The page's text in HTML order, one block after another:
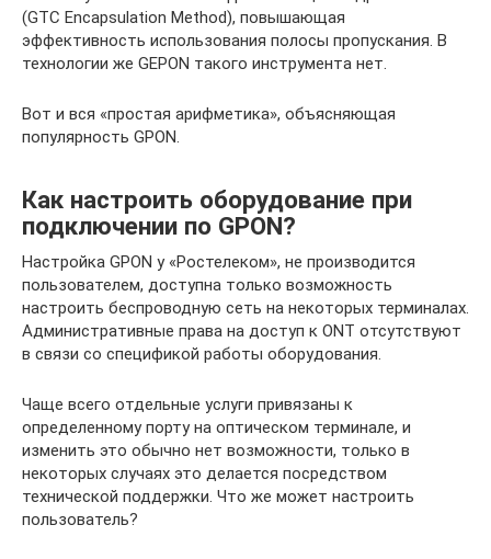
(GTC Encapsulation Method), повышающая
эффективность использования полосы пропускания. В
технологии же GEPON такого инструмента нет.
Вот и вся «простая арифметика», объясняющая
популярность GPON.
Как настроить оборудование при
подключении по GPON?
Настройка GPON у «Ростелеком», не производится
пользователем, доступна только возможность
настроить беспроводную сеть на некоторых терминалах.
Административные права на доступ к ONT отсутствуют
в связи со спецификой работы оборудования.
Чаще всего отдельные услуги привязаны к
определенному порту на оптическом терминале, и
изменить это обычно нет возможности, только в
некоторых случаях это делается посредством
технической поддержки. Что же может настроить
пользователь?